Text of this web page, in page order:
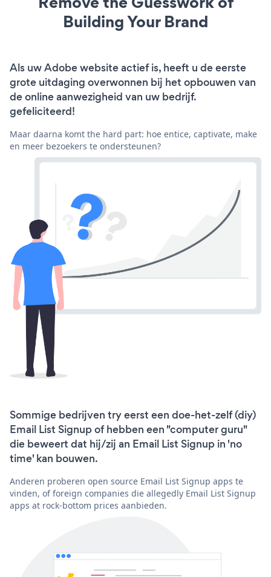
Building Your Brand
Als uw Adobe website actief is, heeft u de eerste
grote uitdaging overwonnen bij het opbouwen van
de online aanwezigheid van uw bedrijf.
gefeliciteerd!
Maar daarna komt the hard part: hoe entice, captivate, make
en meer bezoekers te ondersteunen?
Sommige bedrijven try eerst een doe-het-zelf (diy)
Email List Signup of hebben een "computer guru"
die beweert dat hij/zij an Email List Signup in 'no
time' kan bouwen.
Anderen proberen open source Email List Signup apps te
vinden, of foreign companies die allegedly Email List Signup
apps at rock-bottom prices aanbieden.